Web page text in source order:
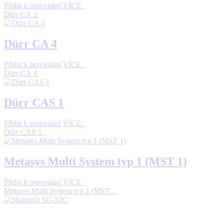
Přidat k porovnání VÍCE
Dürr CA 2
Dürr CA 4
Přidat k porovnání VÍCE
Dürr CA 4
Dürr CAS 1
Přidat k porovnání VÍCE
Dürr CAS 1
Metasys Multi System typ 1 (MST 1)
Přidat k porovnání VÍCE
Metasys Multi System typ 1 (MST...